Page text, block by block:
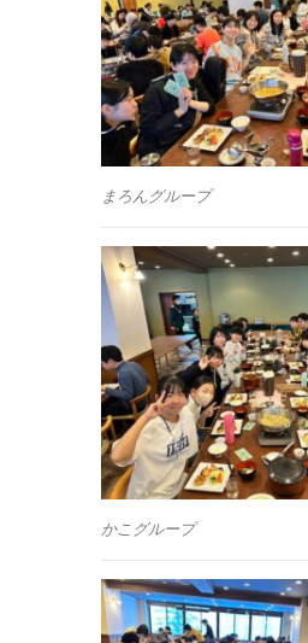
まろんグループ
かこグループ